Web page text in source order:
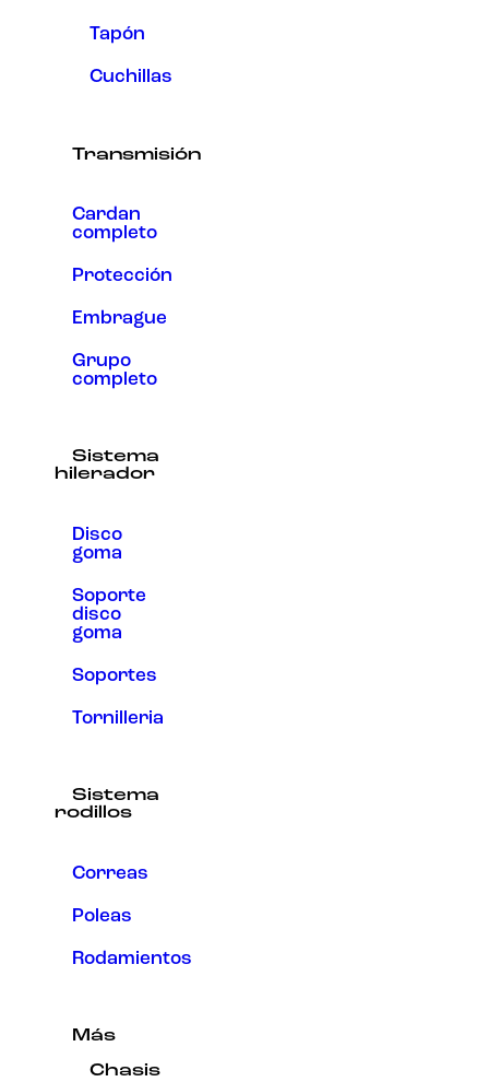
Tapón
Cuchillas
Transmisión
Cardan
completo
Protección
Embrague
Grupo
completo
Sistema
hilerador
Disco
goma
Soporte
disco
goma
Soportes
Tornilleria
Sistema
rodillos
Correas
Poleas
Rodamientos
Más
Chasis